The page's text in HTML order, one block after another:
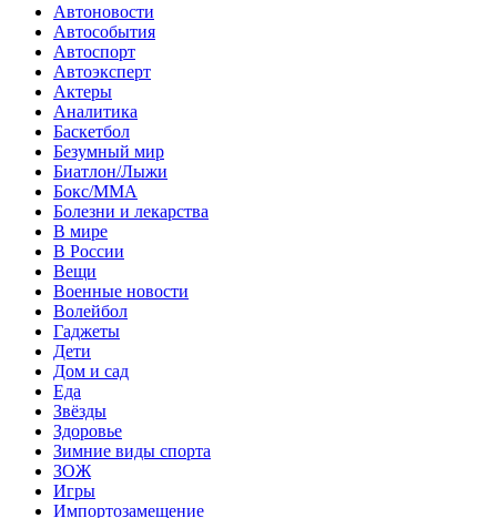
Автоновости
Автособытия
Автоспорт
Автоэксперт
Актеры
Аналитика
Баскетбол
Безумный мир
Биатлон/Лыжи
Бокс/MMA
Болезни и лекарства
В мире
В России
Вещи
Военные новости
Волейбол
Гаджеты
Дети
Дом и сад
Еда
Звёзды
Здоровье
Зимние виды спорта
ЗОЖ
Игры
Импортозамещение